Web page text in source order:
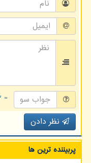
= ۲ بعلاوه ۳
نظر دادن
پربیننده ترین ها